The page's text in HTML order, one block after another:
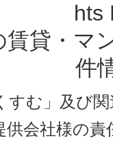
hts
賃貸・マ
件
すむ」及び
供会社様の